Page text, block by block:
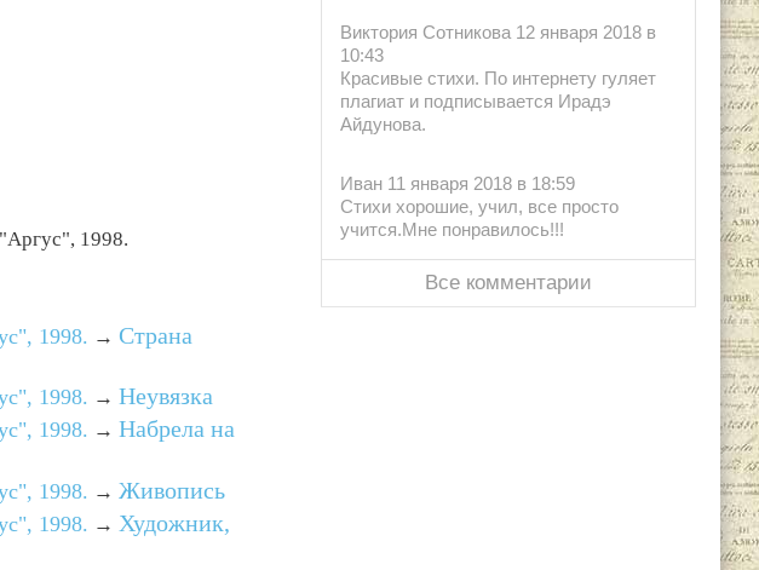
1998.
1998. → Страна
1998. → Неувязка
1998. → Набрела на
1998. → Живопись
1998. → Художник,
Виктория Сотникова 12 января 2018 в
10:43
Красивые стихи. По интернету гуляет
плагиат и подписывается Ирадэ
Айдунова.
Иван 11 января 2018 в 18:59
Стихи хорошие, учил, все просто
учится.Мне понравилось!!!
Все комментарии